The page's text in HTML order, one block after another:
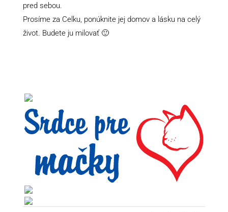
pred sebou.
Prosíme za Celku, ponúknite jej domov a lásku na celý
život. Budete ju milovať 🙂